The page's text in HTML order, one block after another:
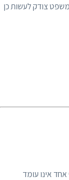
צודק לעשות כן
אינו עומד